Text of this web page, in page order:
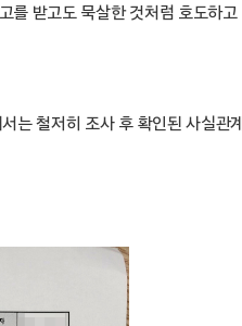
를 받고도 묵살한 것처럼 호도하고
는 철저히 조사 후 확인된 사실관